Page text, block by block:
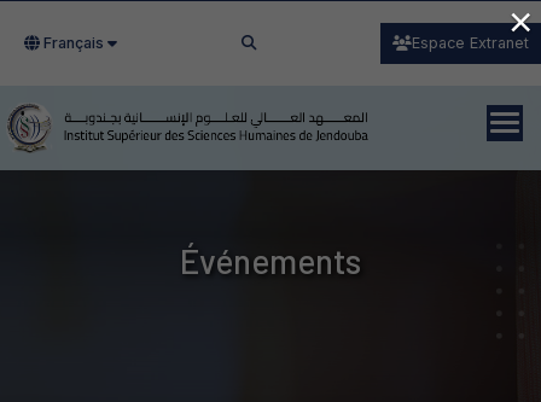
Français Espace Extranet
Événements
×